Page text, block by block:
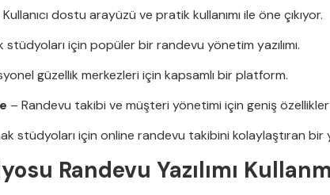
dostu arayüzü ve pratik kullanımı ile öne çıkıyor.
stüdyoları için popüler bir randevu yönetim yazılımı.
güzellik merkezleri için kapsamlı bir platform.
– Randevu takibi ve müşteri yönetimi için geniş
stüdyoları için online randevu takibini kolaylaştıran bir
Randevu Yazılımı